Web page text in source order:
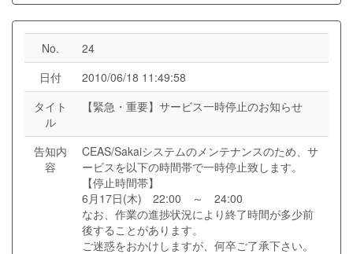
No.
24
日付
2010/06/18 11:49:58
タイト
ル
【緊急・重要】サービス一時停止のお知らせ
告知内
容
CEAS/Sakaiシステムのメンテナンスのため、サ
ービスを以下の時間帯で一時停止致します。
【停止時間帯】
6月17日(木) 22:00 ～ 24:00
なお、作業の進捗状況により終了時間が多少前
後することがあります。
ご迷惑をおかけしますが、何卒ご了承下さい。